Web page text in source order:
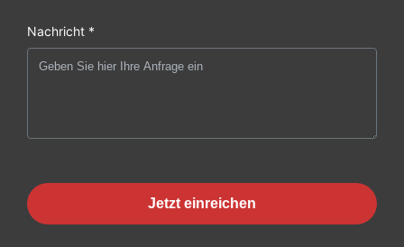
Nachricht *
Jetzt einreichen